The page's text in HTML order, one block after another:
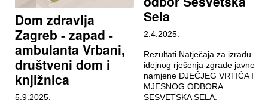
Dom zdravlja
Zagreb - zapad -
ambulanta Vrbani,
društveni dom i
knjižnica
5.9.2025.
Sela
2.4.2025.
Rezultati Natječaja za izradu
idejnog rješenja zgrade javne
namjene DJEČJEG VRTIĆA I
MJESNOG ODBORA
SESVETSKA SELA.